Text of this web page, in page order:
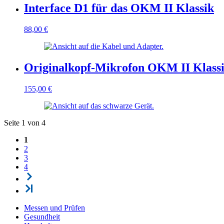
Interface D1 für das OKM II Klassik
88,00 €
Originalkopf-Mikrofon OKM II
155,00 €
Seite 1 von 4
1
2
3
4
Messen und Prüfen
Gesundheit